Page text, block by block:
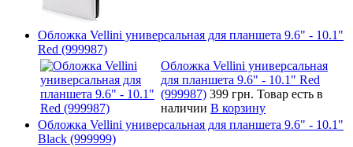
Обложка Vellini универсальная для планшета 9.6" - 10.1"
Red (999987)
Обложка Vellini универсальная
для планшета 9.6" - 10.1" Red
(999987) 399 грн. Товар есть в
наличии В корзину
Обложка Vellini универсальная для планшета 9.6" - 10.1"
Black (999999)